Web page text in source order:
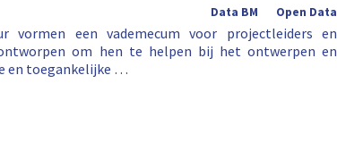
Open Data
Data BM
vormen een vademecum voor projectleiders en
om hen te helpen bij het ontwerpen en
en toegankelijke …